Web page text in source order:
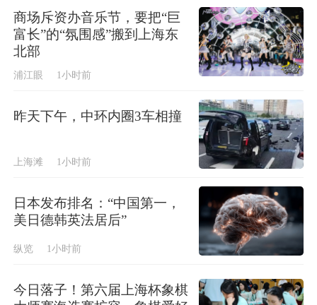
商场斥资办音乐节，要把“巨
富长”的“氛围感”搬到上海东
北部
浦江眼 1小时前
昨天下午，中环内圈3车相撞
上海滩 1小时前
日本发布排名：“中国第一，
美日德韩英法居后”
纵览 1小时前
今日落子！第六届上海杯象棋